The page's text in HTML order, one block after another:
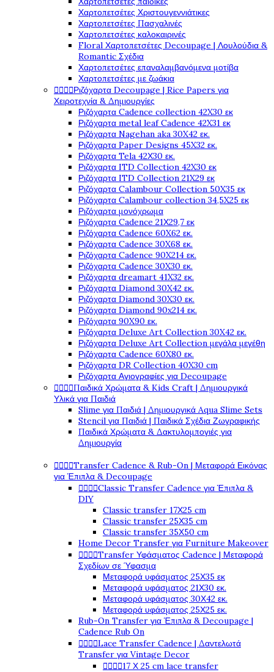
Χαρτοπετσέτες Χριστουγεννιάτικες
Χαρτοπετσέτες Πασχαλινές
Χαρτοπετσέτες καλοκαιρινές
Floral Χαρτοπετσέτες Decoupage | Λουλούδια &
Romantic Σχέδια
Χαρτοπετσέτες επαναλαμβανόμενα μοτίβα
Χαρτοπετσέτες με ζωάκια
Ριζόχαρτα Decoupage | Rice Papers για
Χειροτεχνία & Δημιουργίες
Ριζόχαρτα Cadence collection 42X30 εκ
Ριζόχαρτα metal leaf Cadence 42X31 εκ
Ριζόχαρτα Nagehan aka 30X42 εκ.
Ριζόχαρτα Paper Designs 45X32 εκ.
Ριζόχαρτα Tela 42Χ30 εκ.
Ριζόχαρτα ITD Collection 42X30 εκ
Ριζόχαρτα ITD Collection 21X29 εκ
Ριζόχαρτα Calambour Collection 50X35 εκ
Ριζόχαρτα Calambour collection 34,5X25 εκ
Ριζόχαρτα μονόχρωμα
Ριζόχαρτα Cadence 21Χ29,7 εκ
Ριζόχαρτα Cadence 60X62 εκ.
Ριζόχαρτα Cadence 30X68 εκ.
Ριζόχαρτα Cadence 90X214 εκ.
Ριζόχαρτα Cadence 30X30 εκ.
Ριζόχαρτα dreamart 41X32 εκ.
Ριζόχαρτα Diamond 30X42 εκ.
Ριζόχαρτα Diamond 30X30 εκ.
Ριζόχαρτα Diamond 90x214 εκ.
Ριζόχαρτα 90X90 εκ.
Ριζόχαρτα Deluxe Art Collection 30X42 εκ.
Ριζόχαρτα Deluxe Art Collection μεγάλα μεγέθη
Ριζόχαρτα Cadence 60X80 εκ.
Ριζόχαρτα DR Collection 40X30 cm
Ριζόχαρτα Αγιογραφίες για Decoupage
Παιδικά Χρώματα & Kids Craft | Δημιουργικά
Υλικά για Παιδιά
Slime για Παιδιά | Δημιουργικά Aqua Slime Sets
Stencil για Παιδιά | Παιδικά Σχέδια Ζωγραφικής
Παιδικά Χρώματα & Δακτυλομπογιές για
Δημιουργία
Transfer Cadence & Rub-On | Μεταφορά Εικόνας
για Έπιπλα & Decoupage
Classic Transfer Cadence για Έπιπλα &
DIY
Classic transfer 17Χ25 cm
Classic transfer 25Χ35 cm
Classic transfer 35Χ50 cm
Home Decor Transfer για Furniture Makeover
Transfer Υφάσματος Cadence | Μεταφορά
Σχεδίων σε Ύφασμα
Μεταφορά υφάσματος 25Χ35 εκ
Μεταφορά υφάσματος 21Χ30 εκ.
Μεταφορά υφάσματος 30Χ42 εκ.
Μεταφορά υφάσματος 25Χ25 εκ.
Rub-On Transfer για Έπιπλα & Decoupage |
Cadence Rub On
Lace Transfer Cadence | Δαντελωτά
Transfer για Vintage Decor
17 Χ 25 cm lace transfer